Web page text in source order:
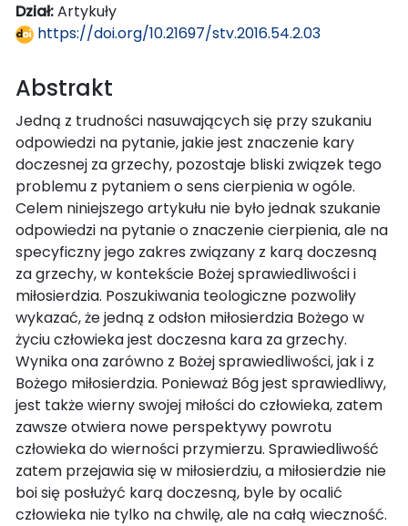
Dział:Artykuły
https://doi.org/10.21697/stv.2016.54.2.03
Abstrakt
Jedną z trudności nasuwających się przy szukaniu
odpowiedzi na pytanie, jakie jest znaczenie kary
doczesnej za grzechy, pozostaje bliski związek tego
problemu z pytaniem o sens cierpienia w ogóle.
Celem niniejszego artykułu nie było jednak szukanie
odpowiedzi na pytanie o znaczenie cierpienia, ale na
specyficzny jego zakres związany z karą doczesną
za grzechy, w kontekście Bożej sprawiedliwości i
miłosierdzia. Poszukiwania teologiczne pozwoliły
wykazać, że jedną z odsłon miłosierdzia Bożego w
życiu człowieka jest doczesna kara za grzechy.
Wynika ona zarówno z Bożej sprawiedliwości, jak i z
Bożego miłosierdzia. Ponieważ Bóg jest sprawiedliwy,
jest także wierny swojej miłości do człowieka, zatem
zawsze otwiera nowe perspektywy powrotu
człowieka do wierności przymierzu. Sprawiedliwość
zatem przejawia się w miłosierdziu, a miłosierdzie nie
boi się posłużyć karą doczesną, byle by ocalić
człowieka nie tylko na chwilę, ale na całą wieczność.